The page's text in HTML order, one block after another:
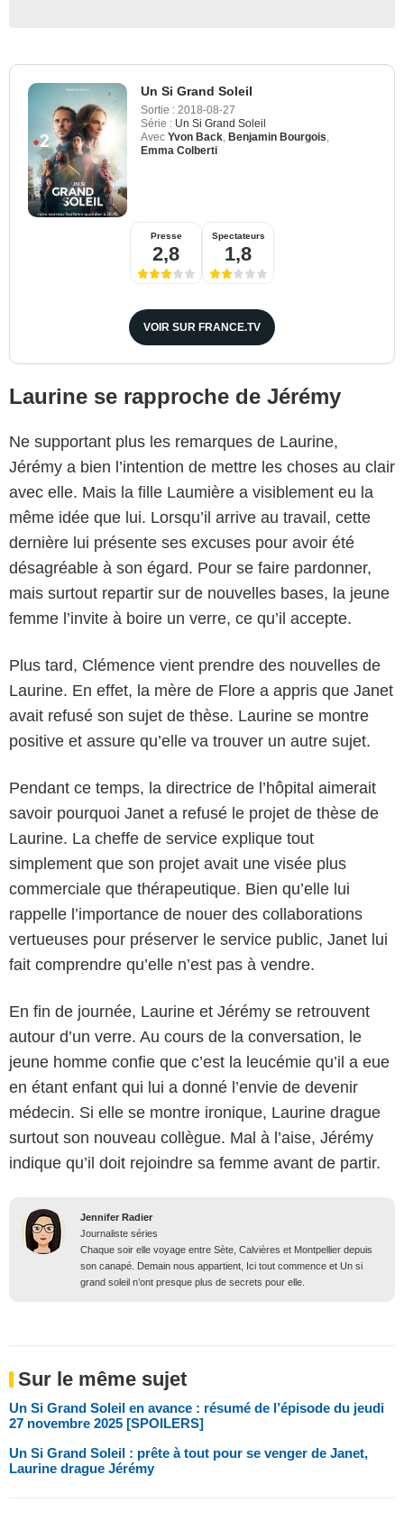
Un Si Grand Soleil
Sortie : 2018-08-27
Série : Un Si Grand Soleil
Avec Yvon Back Benjamin Bourgois
Emma Colberti
Presse
2,8
Spectateurs
1,8
VOIR SUR FRANCE.TV
Laurine se rapproche de Jérémy
Ne supportant plus les remarques de Laurine,
Jérémy a bien l’intention de mettre les choses au clair
avec elle. Mais la fille Laumière a visiblement eu la
même idée que lui. Lorsqu’il arrive au travail, cette
dernière lui présente ses excuses pour avoir été
désagréable à son égard. Pour se faire pardonner,
mais surtout repartir sur de nouvelles bases, la jeune
femme l’invite à boire un verre, ce qu’il accepte.
Plus tard, Clémence vient prendre des nouvelles de
Laurine. En effet, la mère de Flore a appris que Janet
avait refusé son sujet de thèse. Laurine se montre
positive et assure qu’elle va trouver un autre sujet.
Pendant ce temps, la directrice de l’hôpital aimerait
savoir pourquoi Janet a refusé le projet de thèse de
Laurine. La cheffe de service explique tout
simplement que son projet avait une visée plus
commerciale que thérapeutique. Bien qu’elle lui
rappelle l’importance de nouer des collaborations
vertueuses pour préserver le service public, Janet lui
fait comprendre qu’elle n’est pas à vendre.
En fin de journée, Laurine et Jérémy se retrouvent
autour d’un verre. Au cours de la conversation, le
jeune homme confie que c’est la leucémie qu’il a eue
en étant enfant qui lui a donné l’envie de devenir
médecin. Si elle se montre ironique, Laurine drague
surtout son nouveau collègue. Mal à l’aise, Jérémy
indique qu’il doit rejoindre sa femme avant de partir.
Jennifer Radier
Journaliste séries
Chaque soir elle voyage entre Sète, Calvières et Montpellier depuis
son canapé. Demain nous appartient, Ici tout commence et Un si
grand soleil n’ont presque plus de secrets pour elle.
Sur le même sujet
Un Si Grand Soleil en avance : résumé de l’épisode du jeudi
27 novembre 2025 [SPOILERS]
Un Si Grand Soleil : prête à tout pour se venger de Janet,
Laurine drague Jérémy